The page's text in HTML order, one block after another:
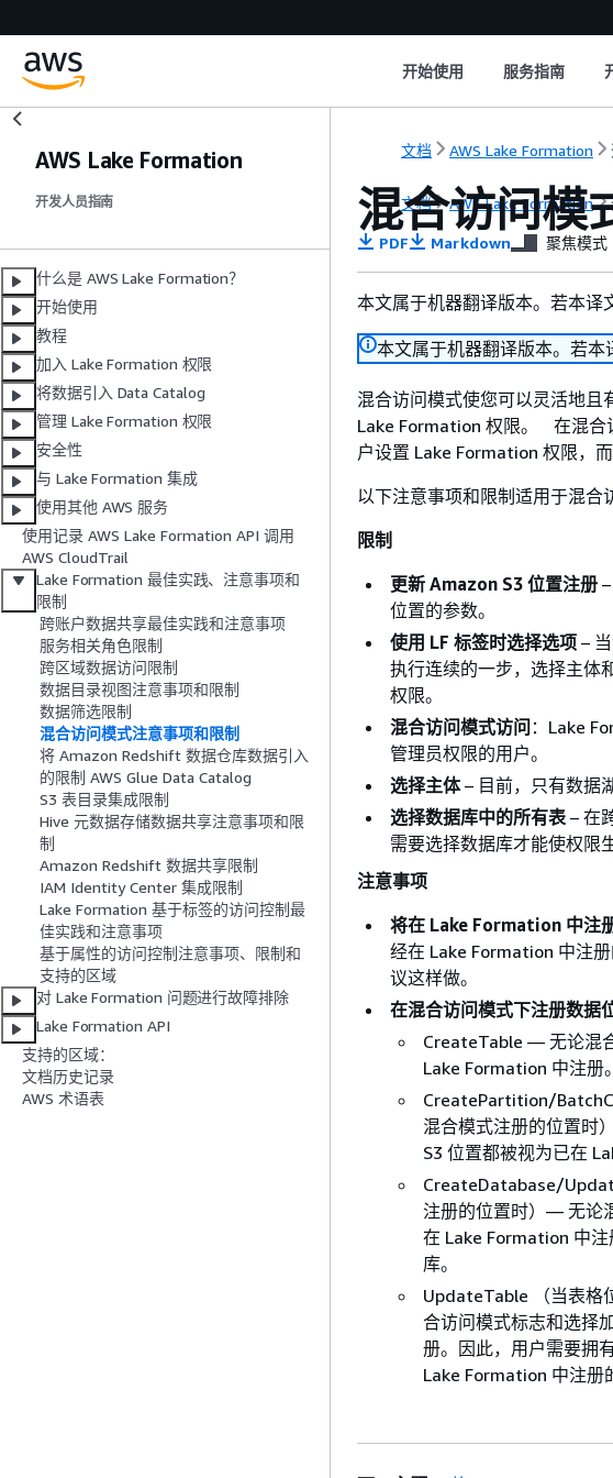
开始使用 服务指南
AWS Lake Formation
开发人员指南
什么是 AWS Lake Formation？
开始使用
教程
加入 Lake Formation 权限
将数据引入 Data Catalog
管理 Lake Formation 权限
安全性
与 Lake Formation 集成
使用其他 AWS 服务
使用记录 AWS Lake Formation API 调用
AWS CloudTrail
Lake Formation 最佳实践、注意事项和
限制
跨账户数据共享最佳实践和注意事项
服务相关角色限制
跨区域数据访问限制
数据目录视图注意事项和限制
数据筛选限制
混合访问模式注意事项和限制
将 Amazon Redshift 数据仓库数据引入
的限制 AWS Glue Data Catalog
S3 表目录集成限制
Hive 元数据存储数据共享注意事项和限
制
Amazon Redshift 数据共享限制
IAM Identity Center 集成限制
Lake Formation 基于标签的访问控制最
佳实践和注意事项
基于属性的访问控制注意事项、限制和
支持的区域
对 Lake Formation 问题进行故障排除
Lake Formation API
支持的区域：
文档历史记录
AWS 术语表
文档 AWS Lake Formation
文档 AWS Lake Formation
混合访问模
PDF Markdown 聚焦模式
本文属于机器翻译版本。若本译
本文属于机器翻译版本。若本
混合访问模式使您可以灵活地且
Lake Formation 权限。 在混合
户设置 Lake Formation 权限，
以下注意事项和限制适用于混合
限制
更新 Amazon S3 位置注册
位置的参数。
使用 LF 标签时选择选项 –
执行连续的一步，选择主体
权限。
混合访问模式访问 ：Lake
管理员权限的用户。
选择主体– 目前，只有数据
选择数据库中的所有表– 在
需要选择数据库才能使权限
注意事项
将在 Lake Formation 中注
经在 Lake Formation 中注
议这样做。
在混合访问模式下注册数据
CreateTable — 无论混
Lake Formation 中注册
CreatePartition/
混合模式注册的位置时
S3 位置都被视为已在
CreateDatabase/
注册的位置时）— 无论
在 Lake Formation 中
库。
UpdateTable （当表格
合访问模式标志和选择
册。因此，用户需要拥
Lake Formation 中注册